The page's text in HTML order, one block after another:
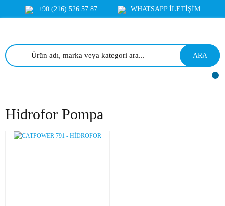
+90 (216) 526 57 87 WHATSAPP İLETİŞİM
ARA
Hidrofor Pompa